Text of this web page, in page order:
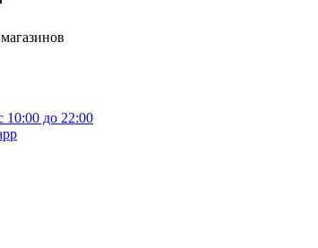
10:00 до 22:00